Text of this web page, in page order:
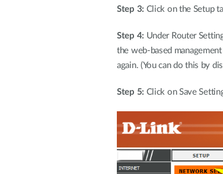
Step 3: Click on the Setup
Step 4: Under Router
the web-based
again. (You can do this by
Step 5: Click on Save